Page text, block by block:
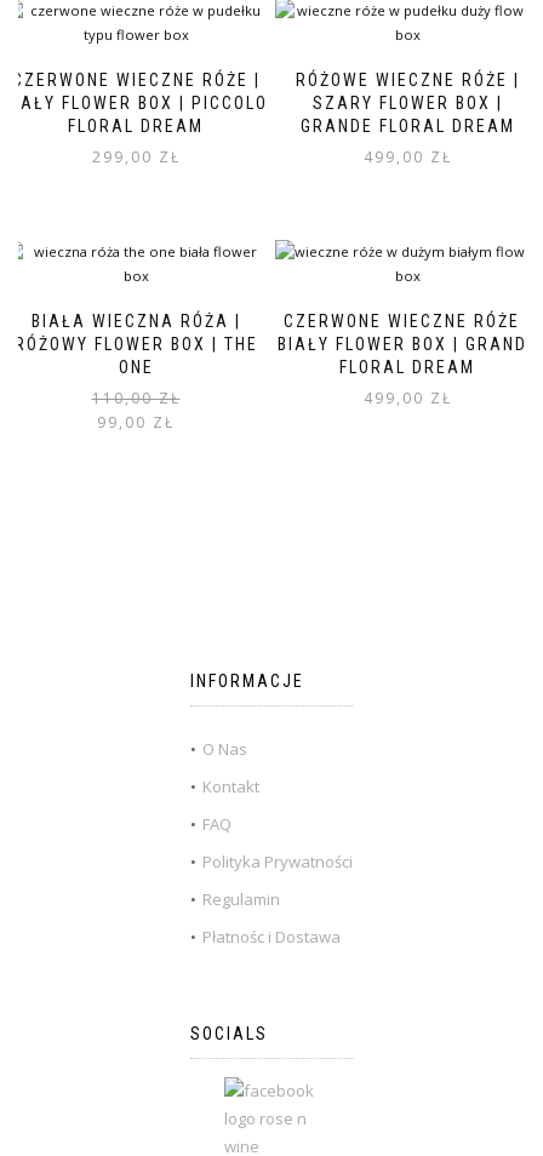
CZERWONE WIECZNE RÓŻE |
BIAŁY FLOWER BOX | PICCOLO
FLORAL DREAM
299,00 ZŁ
RÓŻOWE WIECZNE RÓŻE |
SZARY FLOWER BOX |
GRANDE FLORAL DREAM
499,00 ZŁ
BIAŁA WIECZNA RÓŻA |
RÓŻOWY FLOWER BOX | THE
ONE
110,00ZŁ
99,00 ZŁ
CZERWONE WIECZNE RÓŻE |
BIAŁY FLOWER BOX | GRANDE
FLORAL DREAM
499,00 ZŁ
INFORMACJE
O Nas
Kontakt
FAQ
Polityka Prywatności
Regulamin
Płatnośc i Dostawa
SOCIALS